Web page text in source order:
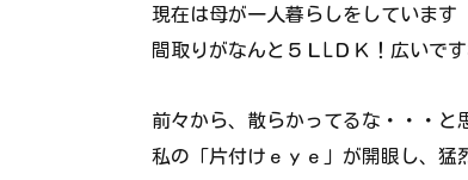
現在は母が一人暮らしをしています
間取りがなんと５ＬLＤＫ！広いです
前々から、散らかってるな・・・と
私の「片付けｅｙｅ」が開眼し、猛